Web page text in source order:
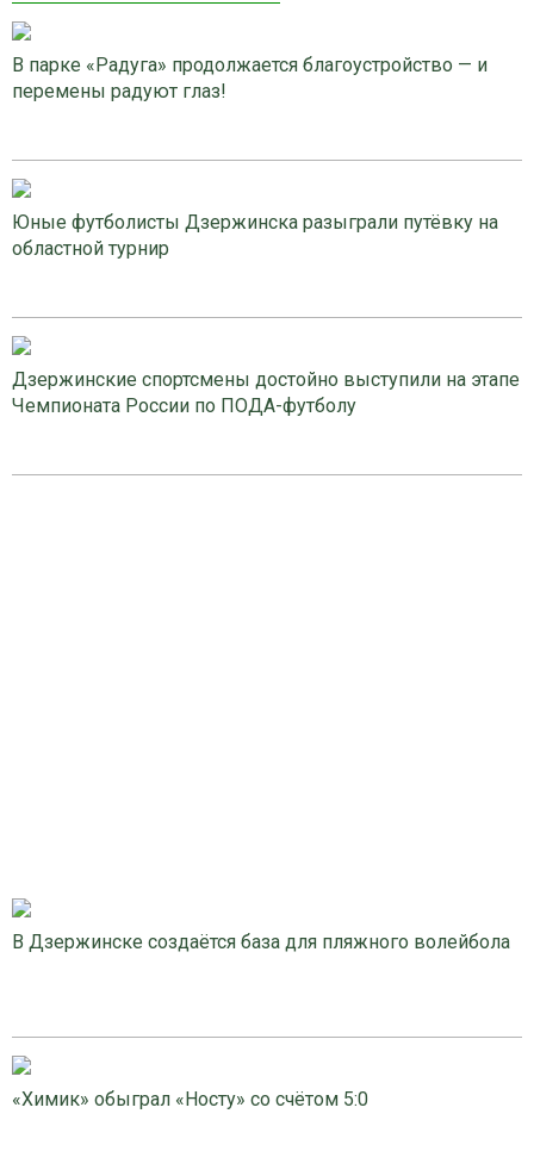
В парке «Радуга» продолжается благоустройство — и
перемены радуют глаз!
Юные футболисты Дзержинска разыграли путёвку на
областной турнир
Дзержинские спортсмены достойно выступили на этапе
Чемпионата России по ПОДА-футболу
В Дзержинске создаётся база для пляжного волейбола
«Химик» обыграл «Носту» со счётом 5:0